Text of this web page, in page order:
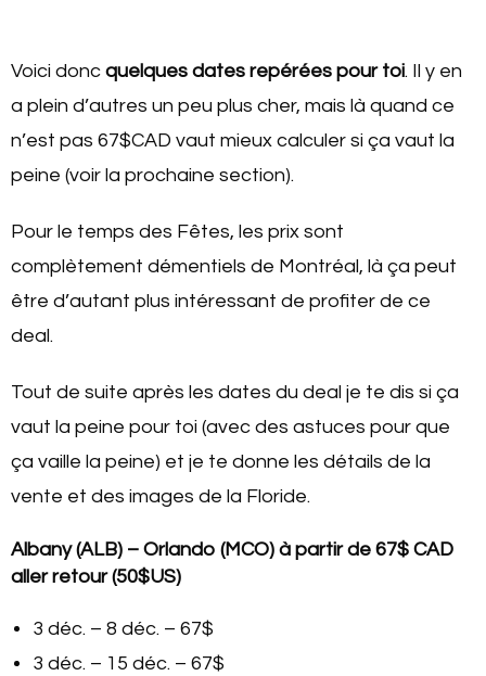
Voici donc quelques dates repérées pour toi. Il y en
a plein d’autres un peu plus cher, mais là quand ce
n’est pas 67$CAD vaut mieux calculer si ça vaut la
peine (voir la prochaine section).
Pour le temps des Fêtes, les prix sont
complètement démentiels de Montréal, là ça peut
être d’autant plus intéressant de profiter de ce
deal.
Tout de suite après les dates du deal je te dis si ça
vaut la peine pour toi (avec des astuces pour que
ça vaille la peine) et je te donne les détails de la
vente et des images de la Floride.
Albany (ALB) – Orlando (MCO) à partir de 67$ CAD
aller retour (50$US)
3 déc. – 8 déc. – 67$
3 déc. – 15 déc. – 67$